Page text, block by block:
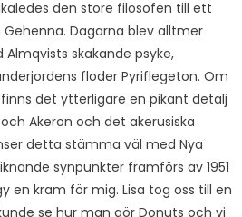
den store filosofen till ett
Dagarna blev alltmer
skakande psyke,
floder Pyriflegeton. Om
det ytterligare en pikant detalj
Akeron och det akerusiska
detta stämma väl med Nya
synpunkter framförs av 1951
en kram för mig. Lisa tog oss till en
se hur man gör Donuts och vi